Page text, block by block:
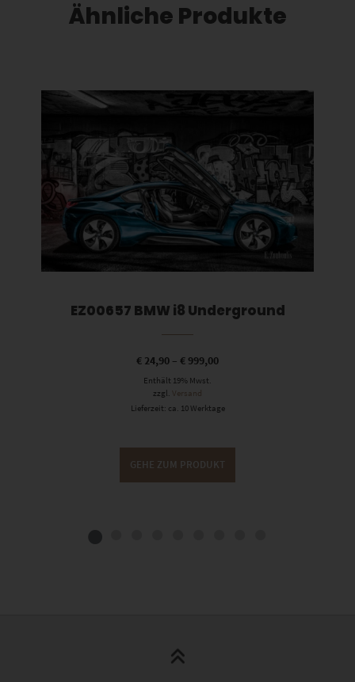
Ähnliche Produkte
Dieses Produkt weist mehrere Varianten auf. Die Optionen können auf der Produktseite gewählt werden
EZ00657 BMW i8 Underground
€ 24,90 –€ 999,00
Enthält 19% Mwst.
zzgl.
Versand
Lieferzeit: ca. 10 Werktage
GEHE ZUM PRODUKT